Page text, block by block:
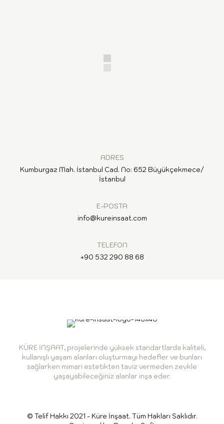
ADRES
Kumburgaz Mah. İstanbul Cad. No: 652 Büyükçekmece/
İstanbul
E-POSTA
info@kureinsaat.com
TELEFON
+90 532 290 88 68
KÜRE İNŞAAT, projelerinde yüksek standartlarda kaliteli,
kullanışlı yaşam alanları oluşturmayı hedefler ve bunları
sağlarken mimari estetikten taviz vermeden zevkle
yaşayabileceğiniz alanlar inşa eder.
© Telif Hakkı 2021 - Küre İnşaat. Tüm Hakları Saklıdır.